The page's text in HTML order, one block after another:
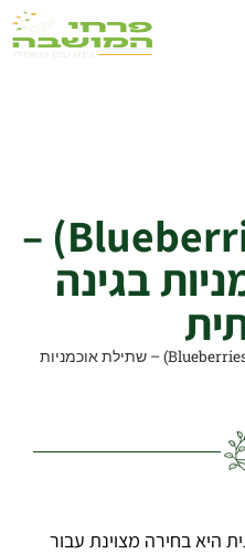
אוכמניות (Blueberries) –
בגינה
אוכמניות (Blueberries) – שתילת אוכמניות
היא בחירה מצוינת עבור